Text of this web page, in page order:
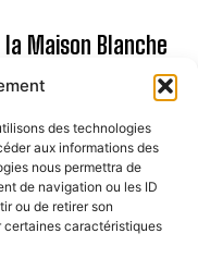
des technologies
aux informations des
nous permettra de
de navigation ou les ID
ou de retirer son
caractéristiques
Maison Blanche